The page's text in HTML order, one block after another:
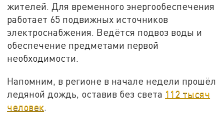
жителей. Для временного энергообеспечения
работает 65 подвижных источников
электроснабжения. Ведётся подвоз воды и
обеспечение предметами первой
необходимости.
Напомним, в регионе в начале недели прошёл
ледяной дождь, оставив без света 112 тысяч
человек.